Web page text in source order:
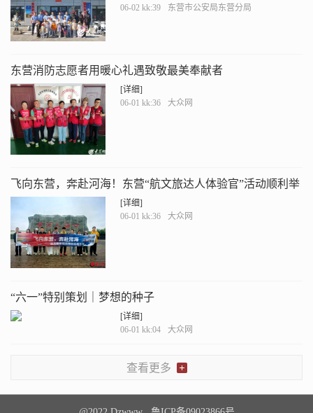
06-02 kk:39
东营市公安局东营分局
东营消防志愿者用暖心礼遇致敬最美奉献者
[详细]
06-01 kk:36
大众网
飞向东营，奔赴河海！东营“航文旅达人体验官”活动顺利举
[详细]
06-01 kk:36
大众网
“六一”特别策划｜梦想的种子
[详细]
06-01 kk:04
大众网
查看更多